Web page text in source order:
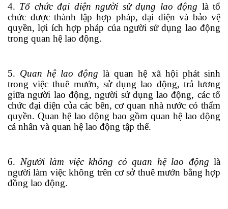
4. Tổ chức đại diện người sử dụng lao động là tổ
chức được thành lập hợp pháp, đại diện và bảo vệ
quyền, lợi ích hợp pháp của ngườisử dụng lao động
trong quan hệ lao động.
5. Quan hệ lao động là quan hệ xã hội phát sinh
trong việc thuê mướn, sử dụng lao động, trả lương
giữa người lao động, người sử dụng lao động, các tổ
chức đại diện của các bên, cơ quan nhà nước có thẩm
quyền. Quan hệ lao động bao gồm quan hệ lao động
cá nhân và quan hệ lao động tập thể.
6. Người làm việc không có quan hệ lao động là
người làm việc không trên cơ sở thuê mướn bằng hợp
đồng lao động.